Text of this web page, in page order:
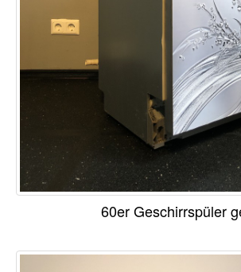
60er Geschirrspüler